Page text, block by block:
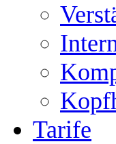
Tarife